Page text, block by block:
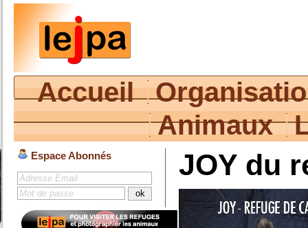
Accueil
Animaux
Espace Abonnés JOY du